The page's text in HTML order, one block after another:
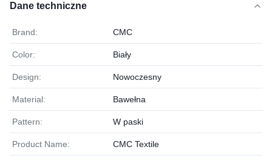
Dane techniczne
Brand: CMC
Color: Biały
Design: Nowoczesny
Material: Bawełna
Pattern: W paski
Product Name: CMC Textile